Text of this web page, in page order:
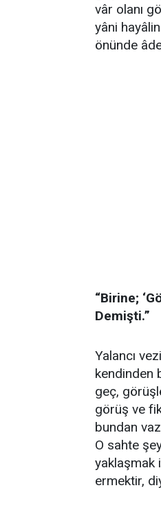
vâr olanı
yâni
önünde
“Birine;
Demişti.”
Yalancı
kendinden
geç,
görüş ve
bundan
O sahte
yaklaşmak
ermektir,